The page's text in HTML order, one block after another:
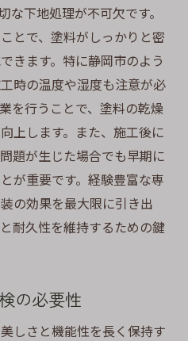
な下地処理が不可欠です。
とで、塗料がしっかりと密
きます。特に静岡市のよう
時の温度や湿度も注意が必
を行うことで、塗料の乾燥
上します。また、施工後に
題が生じた場合でも早期に
が重要です。経験豊富な専
の効果を最大限に引き出
耐久性を維持するための鍵
の必要性
しさと機能性を長く保持す